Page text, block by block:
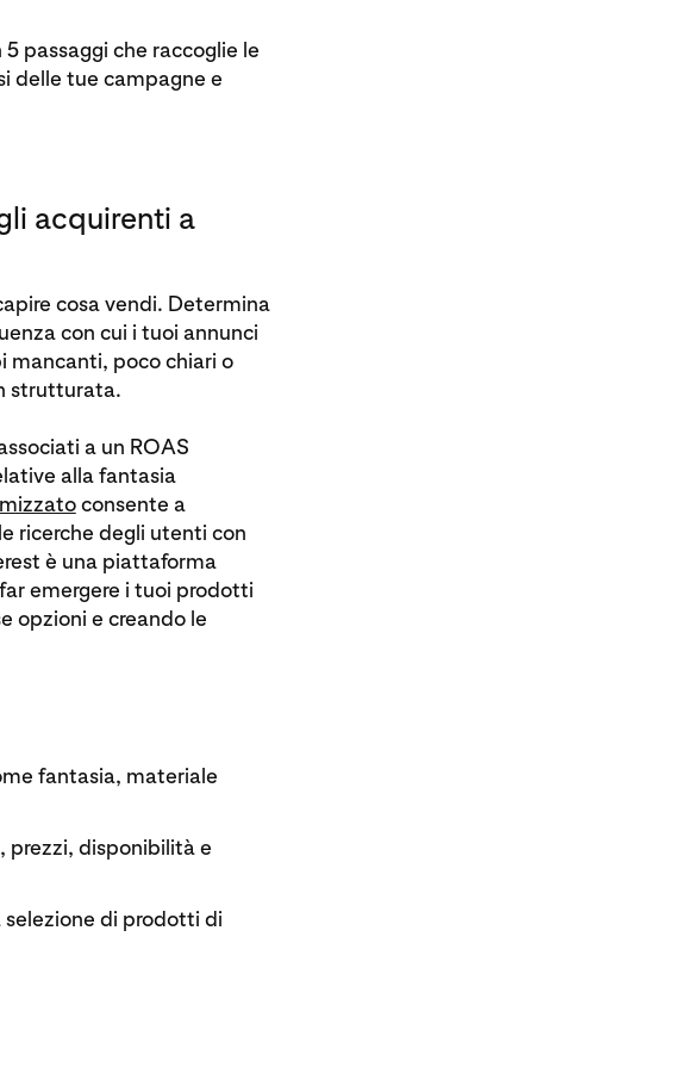
passaggi che raccoglie le
delle tue campagne e
acquirenti a
cosa vendi. Determina
con cui i tuoi annunci
mancanti, poco chiari o
strutturata.
a un ROAS
alla fantasia
consente a
ricerche degli utenti con
è una piattaforma
emergere i tuoi prodotti
opzioni e creando le
fantasia, materiale
prezzi, disponibilità e
di prodotti di